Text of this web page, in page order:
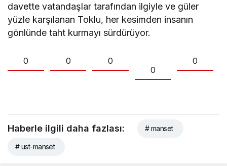
davette vatandaşlar tarafından ilgiyle ve güler
yüzle karşılanan Toklu, her kesimden insanın
gönlünde taht kurmayı sürdürüyor.
0 0
0
0
0
Haberle ilgili daha fazlası: # manset
# ust-manset